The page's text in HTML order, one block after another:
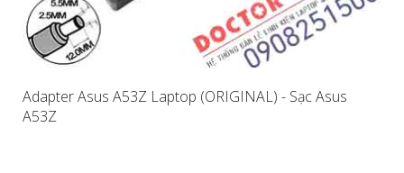
Adapter Asus A53Z Laptop (ORIGINAL) - Sạc Asus
A53Z